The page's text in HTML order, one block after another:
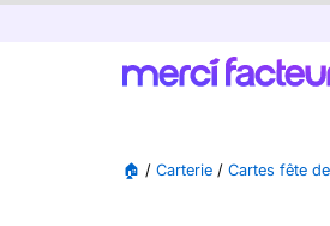
🏠 / Carterie / Cartes fête